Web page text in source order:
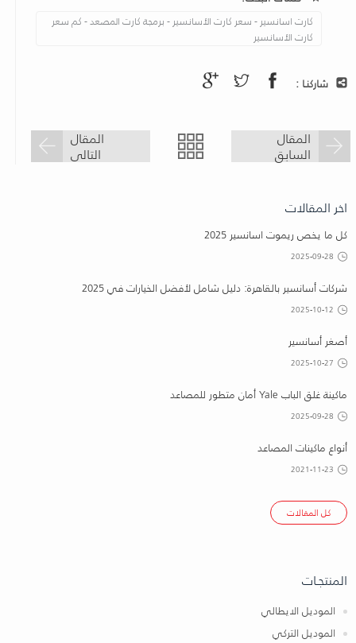
كارت اسانسير - سعر كارت الأسانسير - برمجة كارت المصعد - كم سعر
كارت الأسانسير
شاركنـا :
المقال
السابق
المقال
التالى
اخر المقالات
كل ما يخص ريموت اسانسير 2025
2025-09-28
شركات أسانسير بالقاهرة: دليل شامل لأفضل الخيارات في 2025
2025-10-12
أصغر أسانسير
2025-10-27
ماكينة غلق الباب Yale أمان متطور للمصاعد
2025-09-28
أنواع ماكينات المصاعد
2021-11-23
كل المقالات
المنتجـات
الموديل الايطالي
الموديل التركي